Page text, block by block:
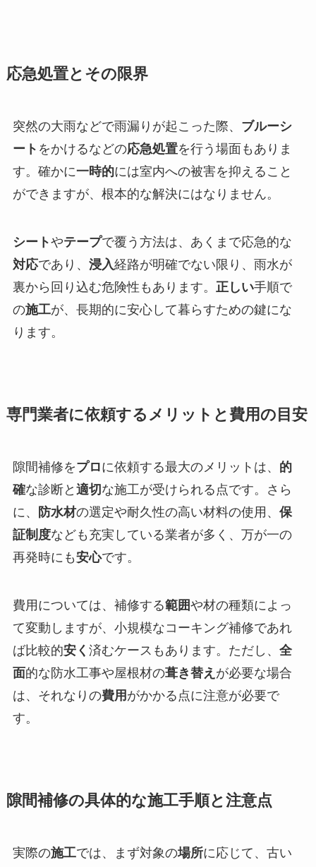
応急処置とその限界
突然の大雨などで雨漏りが起こった際、 ブルーシ
ート をかけるなどの応急処置を行う場面もありま
す。確かに一時的には室内への被害を抑えること
ができますが、根本的な解決にはなりません。
シートやテープで覆う方法は、あくまで応急的な
対応であり、 浸入経路が明確でない限り、雨水が
裏から回り込む危険性もあります。 正しい手順で
の施工が、長期的に安心して暮らすための鍵にな
ります。
専門業者に依頼するメリットと費用の目安
隙間補修をプロに依頼する最大のメリットは、 的
確な診断と 適切 な施工が受けられる点です。さら
に、
防水材の選定や耐久性の高い材料の使用、 保
証制度なども充実している業者が多く、万が一の
再発時にも安心です。
費用については、補修する範囲や材の種類によっ
て変動しますが、小規模なコーキング補修であれ
ば比較的安く 済むケースもあります。ただし、 全
面的な防水工事や屋根材の葺き替え が必要な場合
は、それなりの費用 がかかる点に注意が必要で
す。
隙間補修の具体的な施工手順と注意点
実際の施工では、まず対象の場所に応じて、古い